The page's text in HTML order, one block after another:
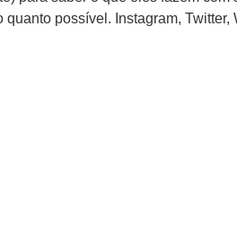
possível. Instagram,